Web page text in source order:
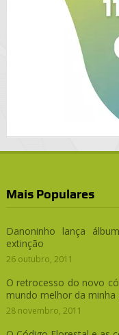
Mais Populares
Danoninho lança
extinção
26 outubro, 2011
O retrocesso do novo
mundo melhor da minha
28 novembro, 2011